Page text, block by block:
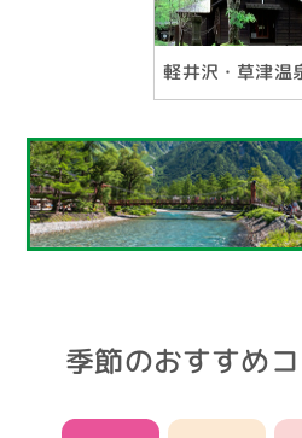
軽井沢・草津温
季節のおすすめ